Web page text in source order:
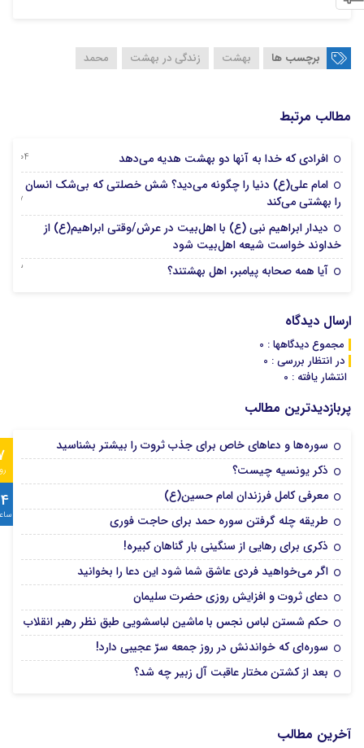
برچسب ها بهشت زندگی در بهشت محمد
مطالب مرتبط
افرادی که خدا به آنها دو بهشت هدیه می‌دهد 04 آگوست 2026
امام علی(ع) دنیا را چگونه می‌دید؟ شش خصلتی که بی‌شک انسان
را بهشتی می‌کند
17 جولای 2026
دیدار ابراهیم نبی (ع) با اهل‌بیت در عرش/وقتی ابراهیم(ع) از
خداوند خواست شیعه اهل‌بیت شود
آیا همه صحابه پیامبر، اهل بهشتند؟ 23 آوریل 2026
ارسال دیدگاه
مجموع دیدگاهها : 0
در انتظار بررسی : 0
انتشار یافته : 0
پربازدیدترین مطالب
سوره‌ها و دعاهای خاص برای جذب ثروت را بیشتر بشناسید
ذکر یونسیه چیست؟
معرفی کامل فرزندان امام حسین(ع)
طریقه چله گرفتن سوره حمد برای حاجت فوری
ذکری برای رهایی از سنگینی بار گناهان کبیره!
اگر می‌خواهید فردی عاشق شما شود این دعا را بخوانید
دعای ثروت و افزایش روزی حضرت سلیمان
حکم شستن لباس نجس با ماشین لباسشویی طبق نظر رهبر انقلاب
سوره‌ای که خواندنش در روز جمعه سرّ عجیبی دارد!
بعد از کشتن مختار عاقبت آل زبیر چه شد؟
آخرین مطالب